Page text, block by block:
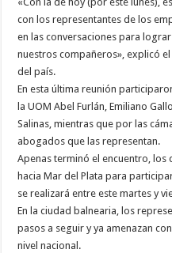
con los representantes de los
en las conversaciones para
nuestros compañeros», explicó
del país.
En esta última reunión
la UOM Abel Furlán, Emiliano
Salinas, mientras que por las
abogados que las representan.
Apenas terminó el encuentro,
hacia Mar del Plata para
se realizará entre este martes y
En la ciudad balnearia, los
pasos a seguir y ya amenazan
nivel nacional.